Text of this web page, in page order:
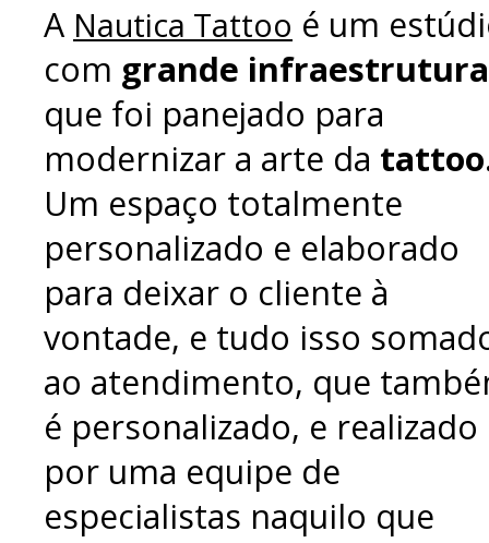
A Nautica Tattoo é um
com grande infraestrutura
que foi panejado para
modernizar a arte da
Um espaço totalmente
personalizado e elaborado
para deixar o cliente à
vontade, e tudo isso
ao atendimento, que
é personalizado, e realizado
por uma equipe de
especialistas naquilo que